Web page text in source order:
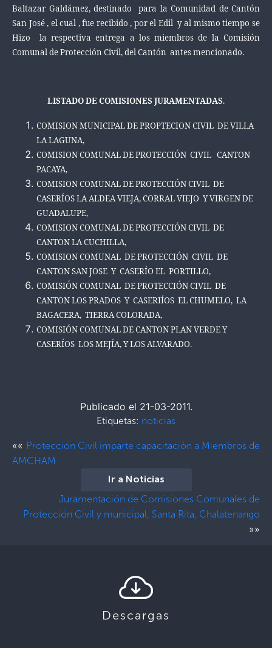
Baltazar Galdámez, destinado para la Comunidad de Cantón
San José , el cual , fue recibido , por el Edil y al mismo tiempo se
Hizo la respectiva entrega a los miembros de la Comisión
Comunal de Protección Civil, del Cantón antes mencionado.
LISTADO DE COMISIONES JURAMENTADAS.
COMISION MUNICIPAL DE PROPTECION CIVIL DE VILLA
LA LAGUNA,
COMISION COMUNAL DE PROTECCIÓN CIVIL CANTON
PACAYA,
COMISION COMUNAL DE PROTECCIÓN CIVIL DE
CASERÍOS LA ALDEA VIEJA, CORRAL VIEJO Y VIRGEN DE
GUADALUPE,
COMISION COMUNAL DE PROTECCIÓN CIVIL DE
CANTON LA CUCHILLA,
COMISION COMUNAL DE PROTECCIÓN CIVIL DE
CANTON SAN JOSE Y CASERÍO EL PORTILLO,
COMISIÓN COMUNAL DE PROTECCIÓN CIVIL DE
CANTON LOS PRADOS Y CASERIÍOS EL CHUMELO, LA
BAGACERA, TIERRA COLORADA,
COMISIÓN COMUNAL DE CANTON PLAN VERDE Y
CASERÍOS LOS MEJÍA, Y LOS ALVARADO.
Publicado el 21-03-2011.
Etiquetas: noticias
«« Protección Civil imparte capacitación a Miembros de
AMCHAM
Ir a Noticias
Juramentación de Comisiones Comunales de
Protección Civil y municipal, Santa Rita, Chalatenango
»»
Descargas